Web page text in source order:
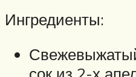
Ингредиенты: